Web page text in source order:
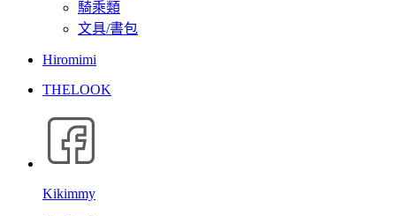
騎乘類
文具/書包
Hiromimi
THELOOK
Kikimmy